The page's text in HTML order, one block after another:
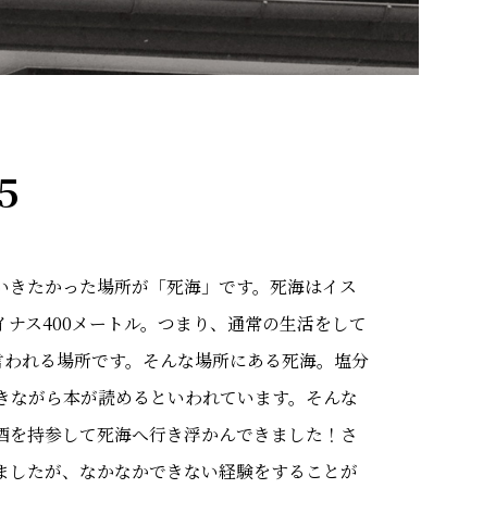
たかった場所が「死海」です。死海はイス
ス400メートル。つまり、通常の生活をして
れる場所です。そんな場所にある死海。塩分
がら本が読めるといわれています。そんな
持参して死海へ行き浮かんできました！さ
たが、なかなかできない経験をすることが